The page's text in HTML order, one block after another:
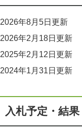
入札予定・結果（令
労働環境把握のため
2026年4月6日更新
2026年3月16日更新
建設現場の工事遠隔
2026年8月5日更新
2026年2月18日更新
2025年2月12日更新
2024年1月31日更新
入札予定・結果